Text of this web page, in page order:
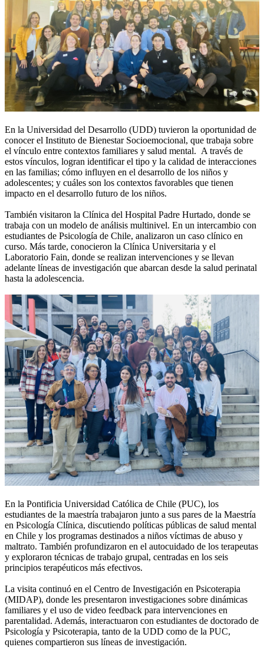
En la Universidad del Desarrollo (UDD) tuvieron la oportunidad de
conocer el Instituto de Bienestar Socioemocional, que trabaja sobre
el vínculo entre contextos familiares y salud mental. A través de
estos vínculos, logran identificar el tipo y la calidad de interacciones
en las familias; cómo influyen en el desarrollo de los niños y
adolescentes; y cuáles son los contextos favorables que tienen
impacto en el desarrollo futuro de los niños.
También visitaron la Clínica del Hospital Padre Hurtado, donde se
trabaja con un modelo de análisis multinivel. En un intercambio con
estudiantes de Psicología de Chile, analizaron un caso clínico en
curso. Más tarde, conocieron la Clínica Universitaria y el
Laboratorio Fain, donde se realizan intervenciones y se llevan
adelante líneas de investigación que abarcan desde la salud perinatal
hasta la adolescencia.
En la Pontificia Universidad Católica de Chile (PUC), los
estudiantes de la maestría trabajaron junto a sus pares de la Maestría
en Psicología Clínica, discutiendo políticas públicas de salud mental
en Chile y los programas destinados a niños víctimas de abuso y
maltrato. También profundizaron en el autocuidado de los terapeutas
y exploraron técnicas de trabajo grupal, centradas en los seis
principios terapéuticos más efectivos.
La visita continuó en el Centro de Investigación en Psicoterapia
(MIDAP), donde les presentaron investigaciones sobre dinámicas
familiares y el uso de video feedback para intervenciones en
parentalidad. Además, interactuaron con estudiantes de doctorado de
Psicología y Psicoterapia, tanto de la UDD como de la PUC,
quienes compartieron sus líneas de investigación.